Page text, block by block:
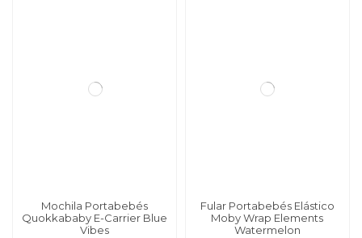
Mochila Portabebés
Quokkababy E-Carrier Blue
Vibes
Fular Portabebés Elástico
Moby Wrap Elements
Watermelon